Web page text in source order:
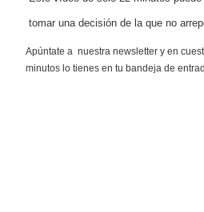
tomar una decisión de la que no
Apúntate a nuestra newsletter y en
minutos lo tienes en tu bandeja de